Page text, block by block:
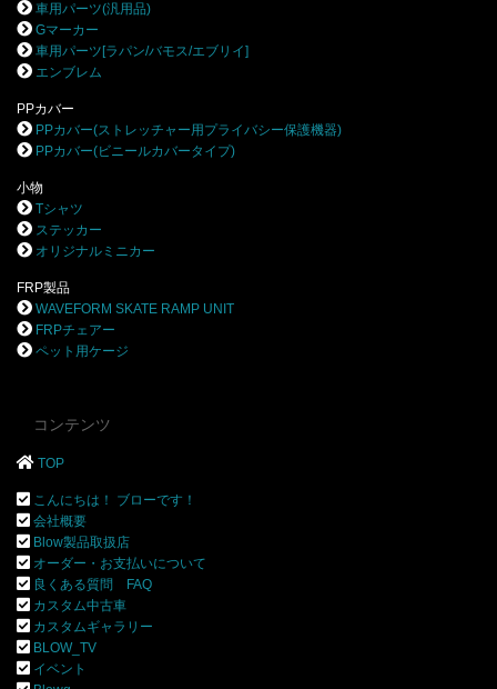
車用パーツ(汎用品)
Gマーカー
車用パーツ[ラパン/バモス/エブリイ]
エンブレム
PPカバー
PPカバー(ストレッチャー用プライバシー保護機器)
PPカバー(ビニールカバータイプ)
小物
Tシャツ
ステッカー
オリジナルミニカー
FRP製品
WAVEFORM SKATE RAMP UNIT
FRPチェアー
ペット用ケージ
コンテンツ
TOP
こんにちは！ ブローです！
会社概要
Blow製品取扱店
オーダー・お支払いについて
良くある質問 FAQ
カスタム中古車
カスタムギャラリー
BLOW_TV
イベント